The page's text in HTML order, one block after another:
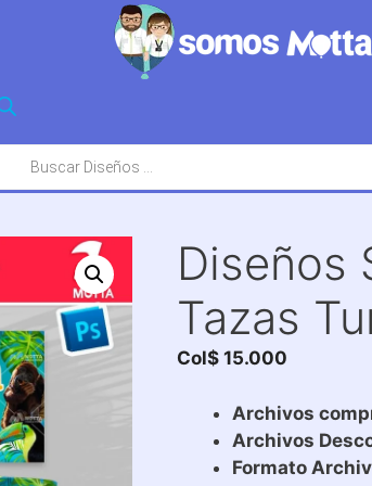
Diseños
Tazas
Col$15.000
Archivos
Archivos
Formato